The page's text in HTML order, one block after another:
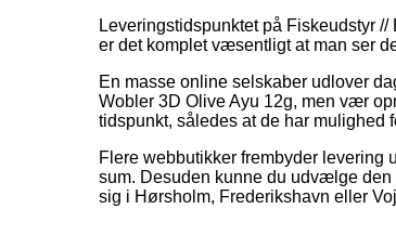
Leveringstidspunktet på Fiskeudstyr
er det komplet væsentligt at man ser
En masse online selskaber udlover
Wobler 3D Olive Ayu 12g, men vær
tidspunkt, således at de har mulighed
Flere webbutikker frembyder levering
sum. Desuden kunne du udvælge
sig i Hørsholm, Frederikshavn eller